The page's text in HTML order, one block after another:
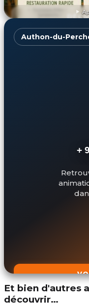
Authon-du-
+
Et bien d'autres
découvrir…